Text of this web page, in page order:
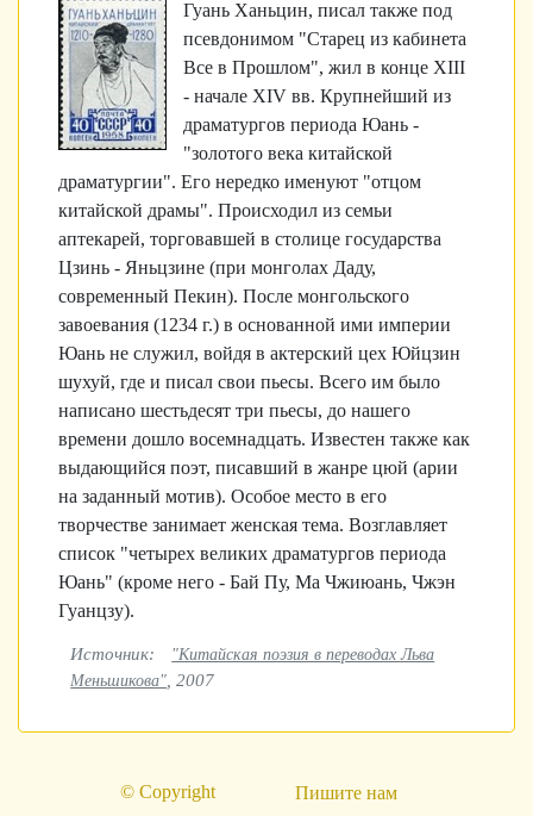
Гуань Ханьцин, писал также под
псевдонимом "Старец из кабинета
Все в Прошлом", жил в конце ХIII
- начале XIV вв. Крупнейший из
драматургов периода Юань -
"золотого века китайской
драматургии". Его нередко именуют "отцом
китайской драмы". Происходил из семьи
аптекарей, торговавшей в столице государства
Цзинь - Яньцзине (при монголах Даду,
современный Пекин). После монгольского
завоевания (1234 г.) в основанной ими империи
Юань не служил, войдя в актерский цех Юйцзин
шухуй, где и писал свои пьесы. Всего им было
написано шестьдесят три пьесы, до нашего
времени дошло восемнадцать. Известен также как
выдающийся поэт, писавший в жанре цюй (арии
на заданный мотив). Особое место в его
творчестве занимает женская тема. Возглавляет
список "четырех великих драматургов периода
Юань" (кроме него - Бай Пу, Ма Чжиюань, Чжэн
Гуанцзу).
Источник:
"Китайская поэзия в переводах Льва
Меньшикова" , 2007
© Copyright Пишите нам